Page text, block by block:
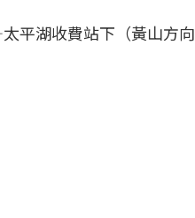
平湖收費站下（黃山方